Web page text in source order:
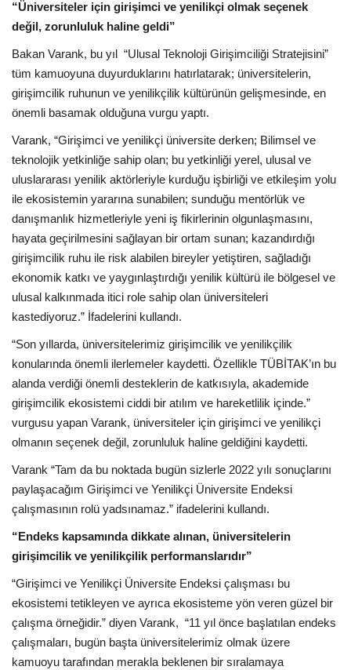
“Üniversiteler için girişimci ve yenilikçi olmak seçenek
değil, zorunluluk haline geldi”
Bakan Varank, bu yıl “Ulusal Teknoloji Girişimciliği Stratejisini”
tüm kamuoyuna duyurduklarını hatırlatarak; üniversitelerin,
girişimcilik ruhunun ve yenilikçilik kültürünün gelişmesinde, en
önemli basamak olduğuna vurgu yaptı.
Varank, “Girişimci ve yenilikçi üniversite derken; Bilimsel ve
teknolojik yetkinliğe sahip olan; bu yetkinliği yerel, ulusal ve
uluslararası yenilik aktörleriyle kurduğu işbirliği ve etkileşim yolu
ile ekosistemin yararına sunabilen; sunduğu mentörlük ve
danışmanlık hizmetleriyle yeni iş fikirlerinin olgunlaşmasını,
hayata geçirilmesini sağlayan bir ortam sunan; kazandırdığı
girişimcilik ruhu ile risk alabilen bireyler yetiştiren, sağladığı
ekonomik katkı ve yaygınlaştırdığı yenilik kültürü ile bölgesel ve
ulusal kalkınmada itici role sahip olan üniversiteleri
kastediyoruz.” İfadelerini kullandı.
“Son yıllarda, üniversitelerimiz girişimcilik ve yenilikçilik
konularında önemli ilerlemeler kaydetti. Özellikle TÜBİTAK’ın bu
alanda verdiği önemli desteklerin de katkısıyla, akademide
girişimcilik ekosistemi ciddi bir atılım ve hareketlilik içinde.”
vurgusu yapan Varank, üniversiteler için girişimci ve yenilikçi
olmanın seçenek değil, zorunluluk haline geldiğini kaydetti.
Varank “Tam da bu noktada bugün sizlerle 2022 yılı sonuçlarını
paylaşacağım Girişimci ve Yenilikçi Üniversite Endeksi
çalışmasının rolü yadsınamaz.” ifadelerini kullandı.
“Endeks kapsamında dikkate alınan, üniversitelerin
girişimcilik ve yenilikçilik performanslarıdır”
“Girişimci ve Yenilikçi Üniversite Endeksi çalışması bu
ekosistemi tetikleyen ve ayrıca ekosisteme yön veren güzel bir
çalışma örneğidir.” diyen Varank, “11 yıl önce başlatılan endeks
çalışmaları, bugün başta üniversitelerimiz olmak üzere
kamuoyu tarafından merakla beklenen bir sıralamaya